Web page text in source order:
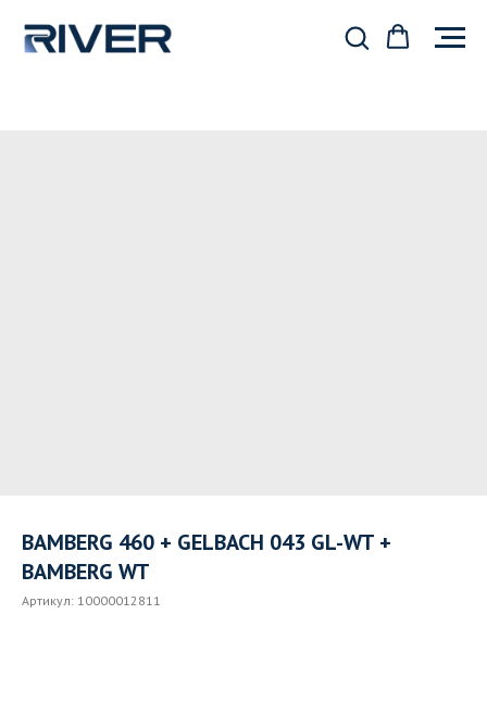
BAMBERG 460 + GELBACH 043 GL-WT +
BAMBERG WT
Артикул: 10000012811